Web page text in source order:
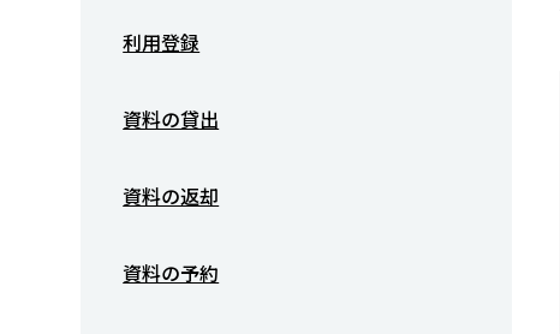
利用登録
資料の貸出
資料の返却
資料の予約